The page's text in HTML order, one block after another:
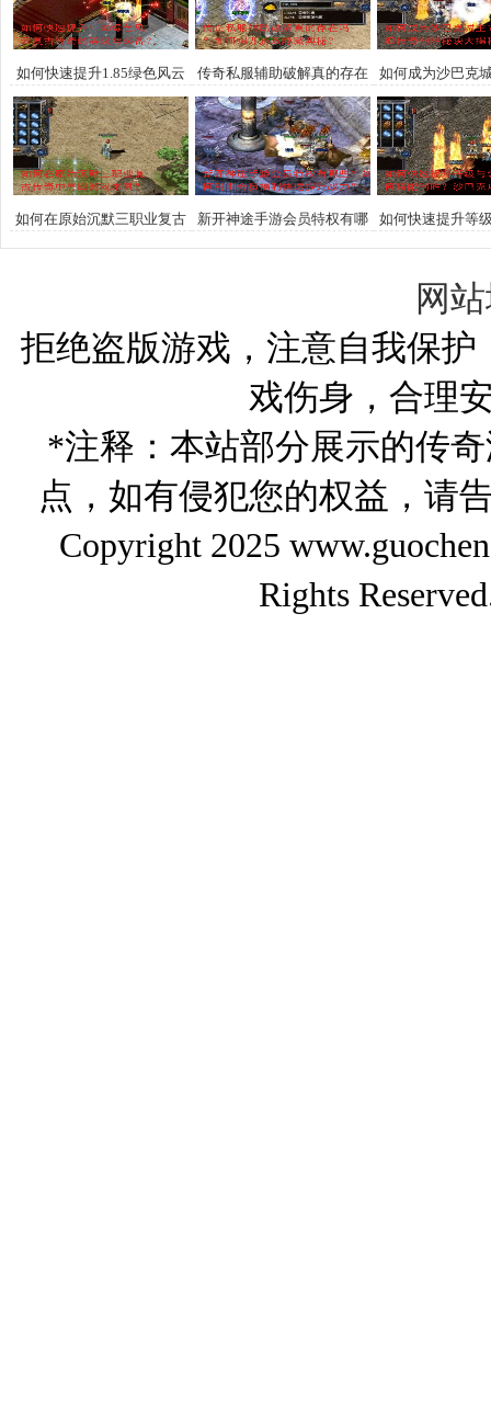
如何快速提升1.85绿色风云
复古传奇的等级与装备？
传奇私服辅助破解真的存在
吗？如何揭开游戏隐藏奥
秘？
如何成为沙巴克
传奇制胜秘诀
如何在原始沉默三职业复古
传奇中寻回游戏本真？
新开神途手游会员特权有哪
些？如何利用会员福利快速
如何快速提升等
合击技能如何搭
网
拒绝盗版游戏，注意自我保
戏伤身，合理
*注释：本站部分展示的传
点，如有侵犯您的权益，请
Copyright 2025
Rights